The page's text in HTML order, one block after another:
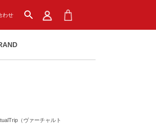
わせ search
（ヴァーチャルト